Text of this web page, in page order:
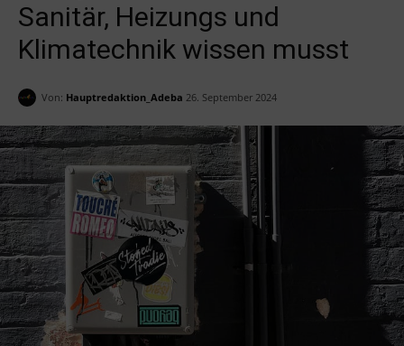
Sanitär, Heizungs und
Klimatechnik wissen musst
Von: Hauptredaktion_Adeba 26. September 2024